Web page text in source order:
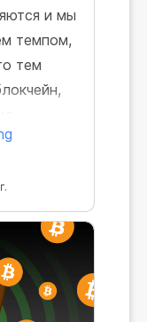
и мы
темпом,
тем
с
с нами